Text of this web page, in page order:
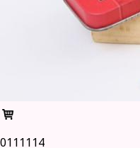
0111114